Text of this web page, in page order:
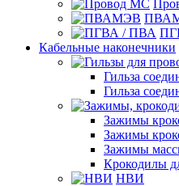
Кабельные наконечники
Гильза
Гильза
Зажимы
Зажимы
Зажимы
Крокодилы
НВИ